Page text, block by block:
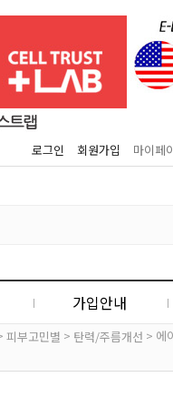
로그인 회원가입 마이페
가입안내
피부고민별 > 탄력/주름개선 > 에